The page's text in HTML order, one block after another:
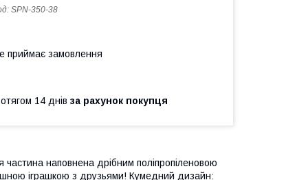
SPN-350-38
приймає замовлення
14 днів за рахунок покупця
наповнена дрібним поліпропіленовою
іграшкою з друзьями! Кумедний дизайн: